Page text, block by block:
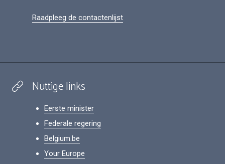
Raadpleeg de contactenlijst
Nuttige links
Eerste minister
Federale regering
Belgium.be
Your Europe